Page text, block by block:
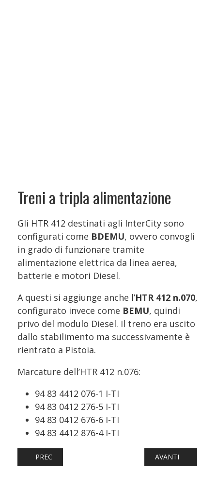
Treni a tripla alimentazione
Gli HTR 412 destinati agli InterCity sono
configurati come BDEMU, ovvero convogli
in grado di funzionare tramite
alimentazione elettrica da linea aerea,
batterie e motori Diesel.
A questi si aggiunge anche l’HTR 412 n.070,
configurato invece come BEMU, quindi
privo del modulo Diesel. Il treno era uscito
dallo stabilimento ma successivamente è
rientrato a Pistoia.
Marcature dell’HTR 412 n.076:
94 83 4412 076-1 I-TI
94 83 0412 276-5 I-TI
94 83 0412 676-6 I-TI
94 83 4412 876-4 I-TI
ARTICOLO PRECEDENTE: NUOVO PASSO PER LA LINEA
PREC ARTICOLO
AVANTI